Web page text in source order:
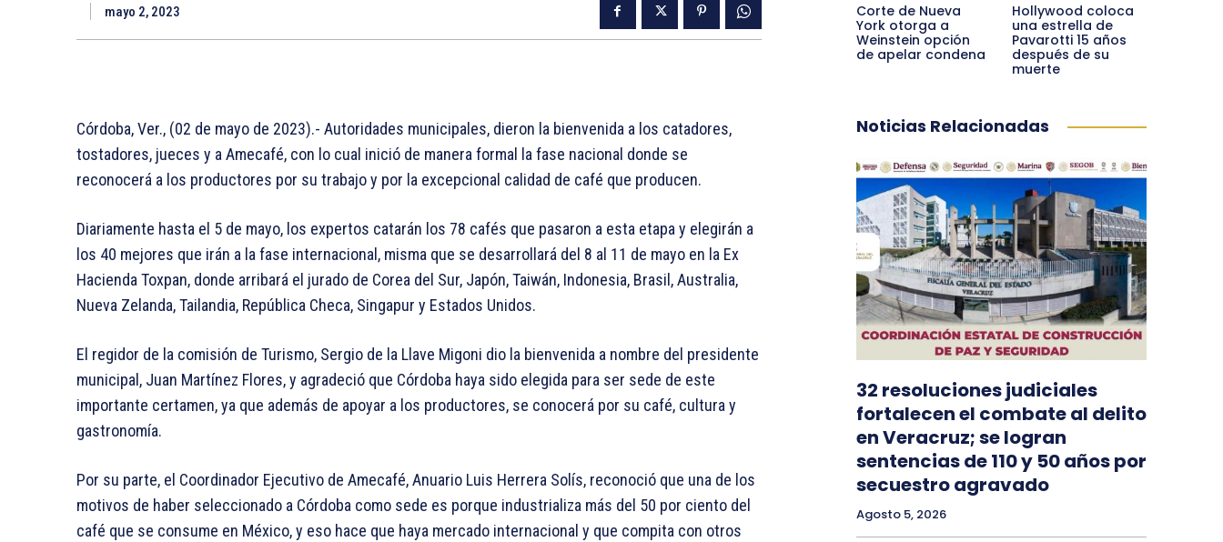
mayo 2, 2023
Córdoba, Ver., (02 de mayo de 2023).- Autoridades municipales, dieron la bienvenida a los catadores,
tostadores, jueces y a Amecafé, con lo cual inició de manera formal la fase nacional donde se
reconocerá a los productores por su trabajo y por la excepcional calidad de café que producen.
Diariamente hasta el 5 de mayo, los expertos catarán los 78 cafés que pasaron a esta etapa y elegirán a
los 40 mejores que irán a la fase internacional, misma que se desarrollará del 8 al 11 de mayo en la Ex
Hacienda Toxpan, donde arribará el jurado de Corea del Sur, Japón, Taiwán, Indonesia, Brasil, Australia,
Nueva Zelanda, Tailandia, República Checa, Singapur y Estados Unidos.
El regidor de la comisión de Turismo, Sergio de la Llave Migoni dio la bienvenida a nombre del presidente
municipal, Juan Martínez Flores, y agradeció que Córdoba haya sido elegida para ser sede de este
importante certamen, ya que además de apoyar a los productores, se conocerá por su café, cultura y
gastronomía.
Por su parte, el Coordinador Ejecutivo de Amecafé, Anuario Luis Herrera Solís, reconoció que una de los
motivos de haber seleccionado a Córdoba como sede es porque industrializa más del 50 por ciento del
café que se consume en México, y eso hace que haya mercado internacional y que compita con otros
Corte de Nueva
York otorga a
Weinstein opción
de apelar condena
Hollywood coloca
una estrella de
Pavarotti 15 años
después de su
muerte
Noticias Relacionadas
32 resoluciones judiciales
fortalecen el combate al delito
en Veracruz; se logran
sentencias de 110 y 50 años por
secuestro agravado
Agosto 5, 2026